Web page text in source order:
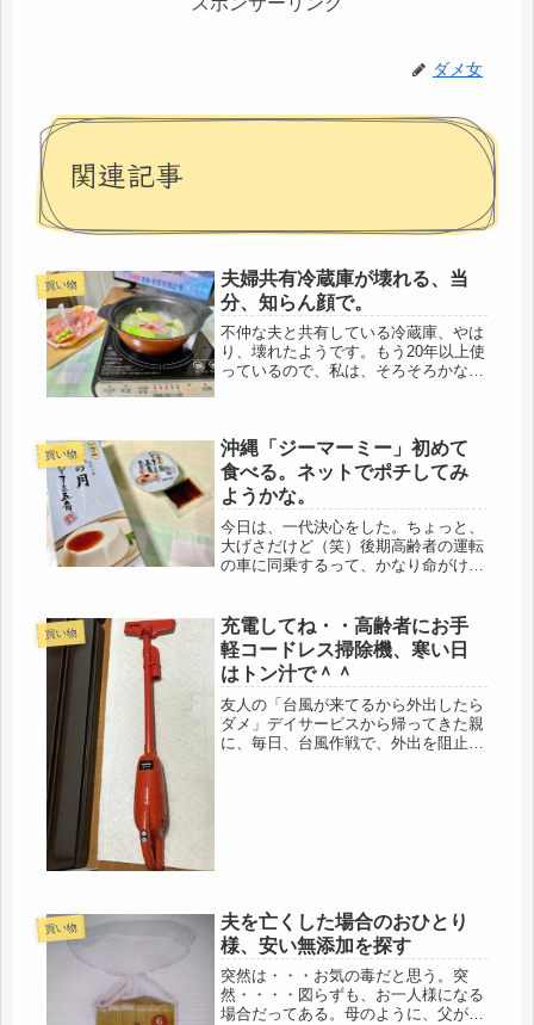
ダメ女
関連記事
買い物
夫婦共有冷蔵庫が壊れる、当
分、知らん顔で。
不仲な夫と共有している冷蔵庫、やは
り、壊れたようです。もう20年以上使
っているので、私は、そろそろかなと
我が家は、外の物置に現場用の冷蔵
庫...
買い物
沖縄「ジーマーミー」初めて
食べる。ネットでポチしてみ
ようかな。
今日は、一代決心をした。ちょっと、
大げさだけど（笑）後期高齢者の運転
の車に同乗するって、かなり命がけ。
っても、御免被りたい。夫は、今日も
休みなので、車出しを依頼する。自分
の...
買い物
充電してね・・高齢者にお手
軽コードレス掃除機、寒い日
はトン汁で＾＾
友人の「台風が来てるから外出したら
ダメ」デイサービスから帰ってきた親
に、毎日、台風作戦で、外出を阻止し
買い物
夫を亡くした場合のおひとり
様、安い無添加を探す
突然は・・・お気の毒だと思う。突
然・・・・図らずも、お一人様になる
場合だってある。母のように、父が突